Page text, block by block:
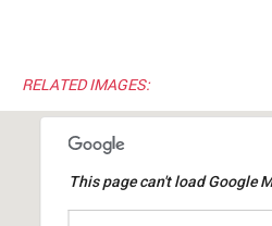
RELATED IMAGES:
This page can't load Google